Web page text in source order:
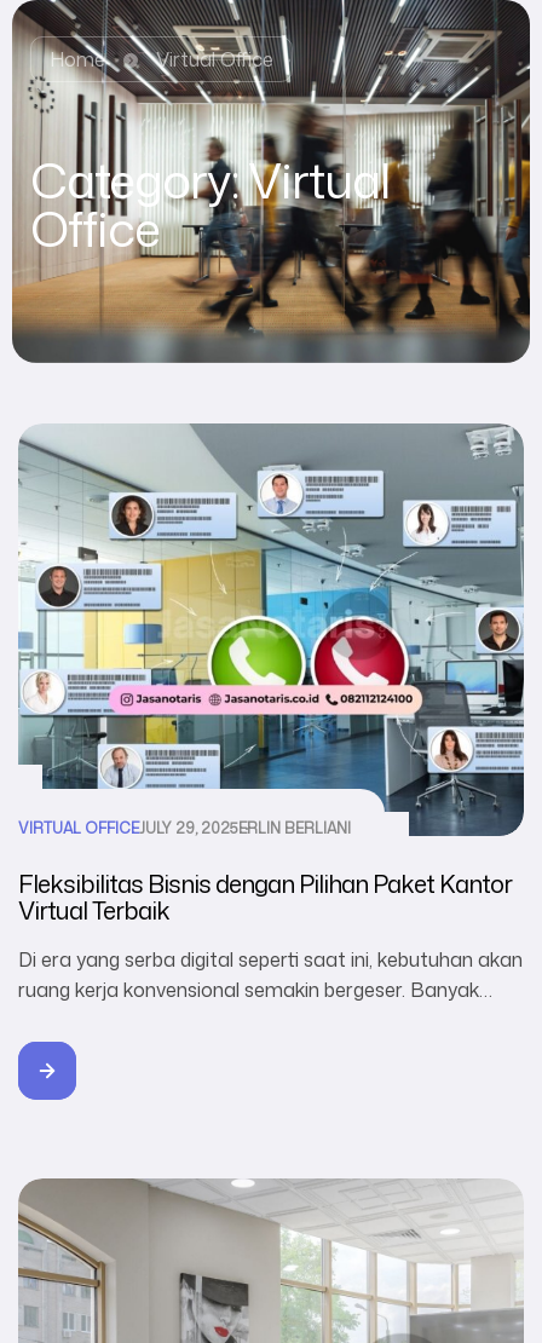
Home Virtual Office
Category:Virtual
Office
VIRTUAL OFFICEJULY 29, 2025ERLIN BERLIANI
Fleksibilitas Bisnis dengan Pilihan Paket Kantor
Virtual Terbaik
Di era yang serba digital seperti saat ini, kebutuhan akan
ruang kerja konvensional semakin bergeser. Banyak
fleksibel dan efisien. Nah, salah satunya adalah dengan
kantor virtual atau yang terkenal dengan virtual office.